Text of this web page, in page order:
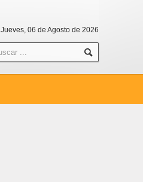
Jueves, 06 de Agosto de 2026